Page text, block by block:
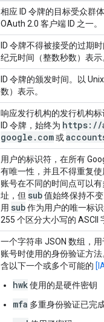
相应 ID 令牌的目标受众群
OAuth 2.0 客户端 ID 之一。
ID 令牌不得被接受的过期
纪元时间（整数秒数）表示
ID 令牌的颁发时间。以
数）表示。
响应发行机构的发行机构
ID 令牌，始终为 https: //
google . com或
用户的标识符，在所有
有唯一性，并且不得重复使
账号在不同的时间点可以
址，但 sub值始终保持不
用 sub作为用户的唯一标
255 个区分大小写的 ASCII
一个字符串 JSON 数组，
账号时使用的身份验证方
含以下一个或多个可能的
hwk使用的是硬件密钥
mfa 多重身份验证已完